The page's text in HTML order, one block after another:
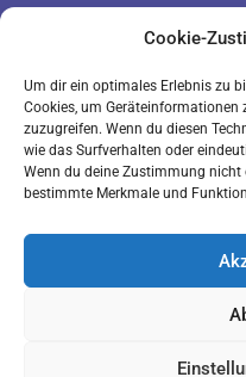
Cookie-
Um dir ein optimales Erlebnis zu
Cookies, um
zuzugreifen. Wenn du diesen
wie das Surfverhalten oder
Wenn du deine Zustimmung nicht
bestimmte Merkmale und
COOKIE-